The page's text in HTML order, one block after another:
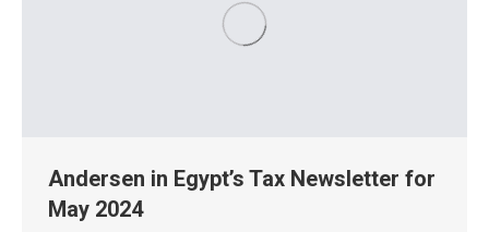
Andersen in Egypt’s Tax Newsletter for
May 2024